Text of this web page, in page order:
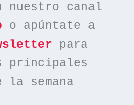
nuestro canal
o apúntate a
para
semana